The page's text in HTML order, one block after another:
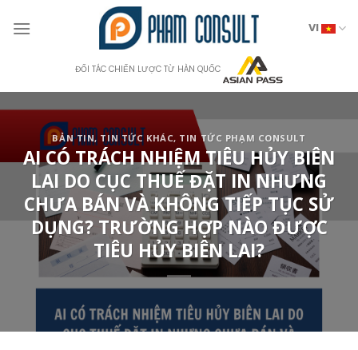
VI
ĐỐI TÁC CHIẾN LƯỢC TỪ HÀN QUỐC
BẢN TIN, TIN TỨC KHÁC, TIN TỨC PHẠM CONSULT
AI CÓ TRÁCH NHIỆM TIÊU HỦY BIÊN
LAI DO CỤC THUẾ ĐẶT IN NHƯNG
CHƯA BÁN VÀ KHÔNG TIẾP TỤC SỬ
DỤNG? TRƯỜNG HỢP NÀO ĐƯỢC
TIÊU HỦY BIÊN LAI?